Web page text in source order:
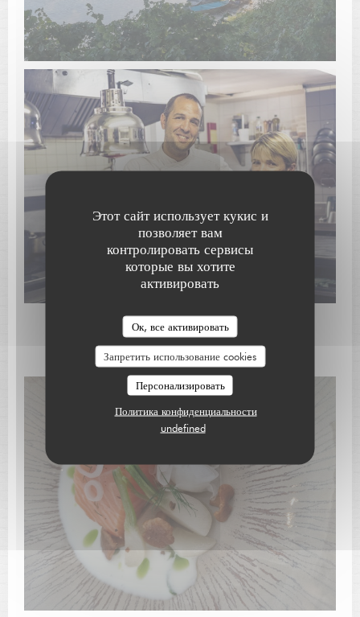
Этот сайт использует кукис и
позволяет вам
контролировать сервисы
которые вы хотите
активировать
Ок, все активировать
Запретить использование cookies
Персонализировать
Политика конфиденциальности
undefined
"Coté cuisine"
L'AUBERGE SAINT JEAN